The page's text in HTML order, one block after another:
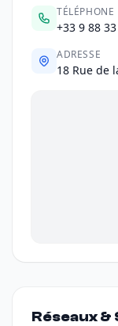
TÉLÉPHONE
+33 9 88
ADRESSE
18 Rue de
Réseaux &